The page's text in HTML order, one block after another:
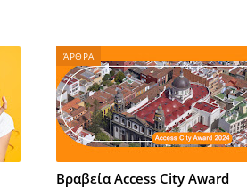
ΆΡΘΡΑ
Βραβεία Access City Award